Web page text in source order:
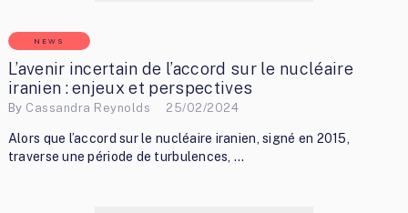
NEWS
L’avenir incertain de l’accord sur le nucléaire
iranien : enjeux et perspectives
By Cassandra Reynolds 25/02/2024
Alors que l’accord sur le nucléaire iranien, signé en 2015,
traverse une période de turbulences, …